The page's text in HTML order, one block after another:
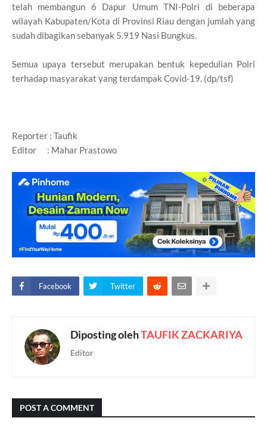
telah membangun 6 Dapur Umum TNI-Polri di beberapa
wilayah Kabupaten/Kota di Provinsi Riau dengan jumlah yang
sudah dibagikan sebanyak 5.919 Nasi Bungkus.
Semua upaya tersebut merupakan bentuk kepedulian Polri
terhadap masyarakat yang terdampak Covid-19. (dp/tsf)
Reporter : Taufik
Editor : Mahar Prastowo
Facebook Twitter
Diposting olehTAUFIK ZACKARIYA
Editor
POST A COMMENT